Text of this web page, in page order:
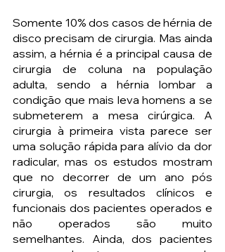
Somente 10% dos casos de hérnia de
disco precisam de cirurgia. Mas ainda
assim, a hérnia é a principal causa de
cirurgia de coluna na população
adulta, sendo a hérnia lombar a
condição que mais leva homens a se
submeterem a mesa cirúrgica. A
cirurgia à primeira vista parece ser
uma solução rápida para alívio da dor
radicular, mas os estudos mostram
que no decorrer de um ano pós
cirurgia, os resultados clínicos e
funcionais dos pacientes operados e
não operados são muito
semelhantes. Ainda, dos pacientes